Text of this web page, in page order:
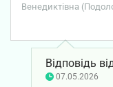
вирішити всі
Венедиктівна
Відповідь
07.05.2026